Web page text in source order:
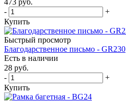
473 руб.
-
+
Купить
Быстрый просмотр
Благодарственное письмо - GR230
Есть в наличии
28 руб.
-
+
Купить